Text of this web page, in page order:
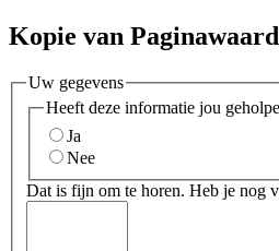
Kopie van
Uw gegevens
Heeft deze informatie jou
Ja
Nee
Dat is fijn om te horen. Heb je nog